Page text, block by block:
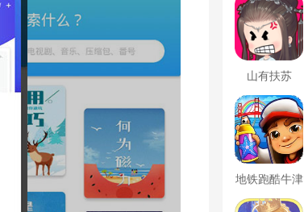
山有扶苏
地铁跑酷牛津
版内置菜单